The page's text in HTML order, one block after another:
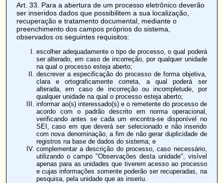
Art. 33 . Para a abertura de um processo eletrônico deverão
ser inseridos dados que possibilitem a sua localização,
recuperação e tratamento documental, mediante o
preenchimento dos campos próprios do sistema,
observados os seguintes requisitos:
escolher adequadamente o tipo de processo, o qual poderá
ser alterado, em caso de incorreção, por qualquer unidade
na qual o processo esteja aberto;
descrever a especificação do processo de forma objetiva,
clara e ortograficamente correta, a qual poderá ser
alterada, em caso de incorreção ou incompletude, por
qualquer unidade na qual o processo esteja aberto;
informar ao(s) interessado(s) e o remetente do processo de
acordo com o padrão descrito em norma operacional,
verificando antes se cada um encontra-se disponível no
SEI, caso em que deverá ser selecionado e não inserido
com nova denominação, a fim de não gerar duplicidade de
registros na base de dados do sistema; e
complementar a descrição do processo, caso necessário,
utilizando o campo "Observações desta unidade", visível
apenas para as unidades que tiverem acesso ao processo
e cujas informações somente poderão ser recuperadas, na
pesquisa, pela unidade que as inseriu.